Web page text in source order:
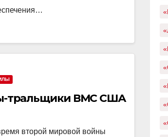
тральщики ВМС США
второй мировой войны